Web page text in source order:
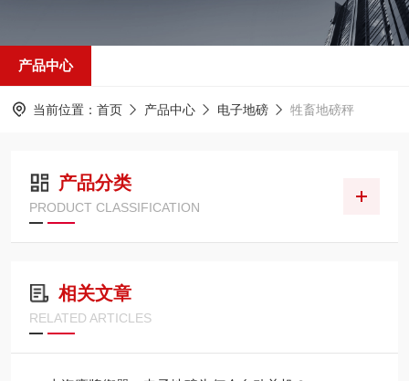
产品中心
当前位置： 首页 产品中心 电子地磅 牲畜地磅秤
产品分类
PRODUCT CLASSIFICATION
相关文章
RELATED ARTICLES